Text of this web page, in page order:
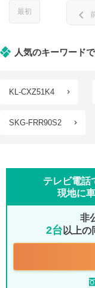
最初 chevron_left
人気のキーワード
KL-CXZ51K4
SKG-FRR90S2
テレビ電話
現地に
非
2台 以上の